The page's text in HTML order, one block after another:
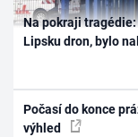
Na pokraji
Lipsku dron, bylo
Počasí do konce
výhled